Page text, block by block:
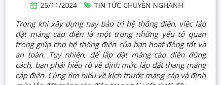
25/11/2024 TIN TỨC CHUYÊN NGHÀNH
Trong khi xây dựng hay bảo trì hệ thống điện, việc lắp
đặt máng cáp điện là một trong những yếu tố quan
trọng giúp cho hệ thống điện của bạn hoạt động tốt và
an toàn. Tuy nhiên, để lắp đặt máng cáp điện đúng
cách, bạn phải hiểu rõ về định mức lắp đặt thang máng
cáp điện. Cùng tìm hiểu về kích thước máng cáp và định